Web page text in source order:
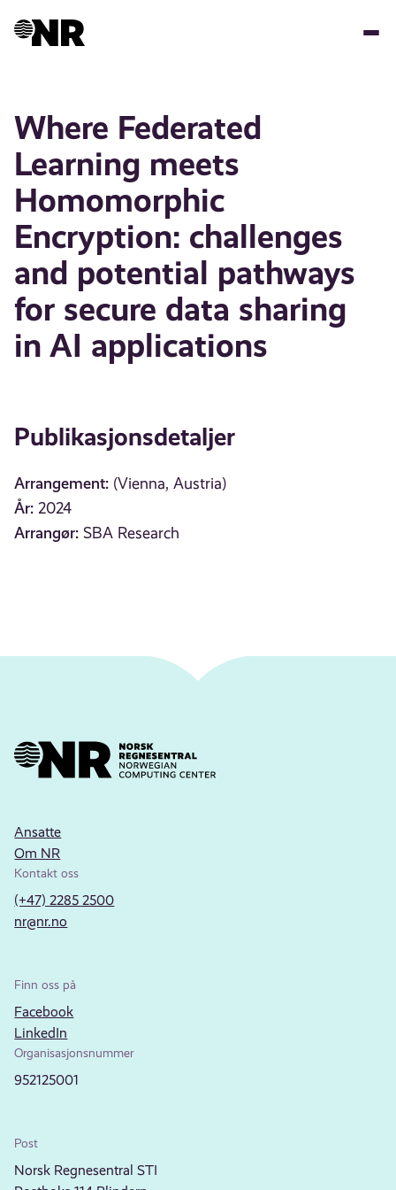
Where Federated
Learning meets
Homomorphic
Encryption: challenges
and potential pathways
for secure data sharing
in AI applications
Publikasjonsdetaljer
Arrangement: (Vienna, Austria)
År: 2024
Arrangør: SBA Research
Ansatte
Om NR
Kontakt oss
(+47) 2285 2500
nr@nr.no
Finn oss på
Facebook
LinkedIn
Organisasjonsnummer
952125001
Post
Norsk Regnesentral STI